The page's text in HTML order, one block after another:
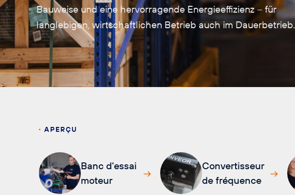
Bauweise und eine hervorragende Energieeffizienz – für
langlebigen, wirtschaftlichen Betrieb auch im Dauerbetrieb.
APERÇU
Banc d'essai
moteur
Convertisseur
de fréquence